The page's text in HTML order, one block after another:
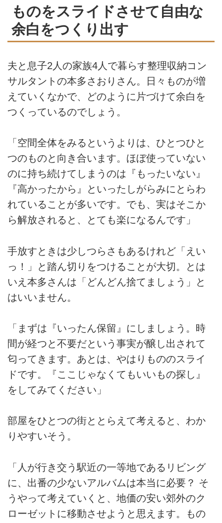
ものをスライドさせて自由な
余白をつくり出す
夫と息子2人の家族4人で暮らす整理収納コン
サルタントの本多さおりさん。日々ものが増
えていくなかで、どのように片づけて余白を
つくっているのでしょう。
「空間全体をみるというよりは、ひとつひと
つのものと向き合います。ほぼ使っていない
のに持ち続けてしまうのは『もったいない』
『高かったから』といったしがらみにとらわ
れていることが多いです。でも、実はそこか
ら解放されると、とても楽になるんです」
手放すときは少しつらさもあるけれど「えい
っ！」と踏ん切りをつけることが大切。とは
いえ本多さんは「どんどん捨てましょう」と
はいいません。
「まずは『いったん保留』にしましょう。時
間が経つと不要だという事実が醸し出されて
匂ってきます。あとは、やはりもののスライ
ドです。『ここじゃなくてもいいもの探し』
をしてみてください」
部屋をひとつの街ととらえて考えると、わか
りやすいそう。
「人が行き交う駅近の一等地であるリビング
に、出番の少ないアルバムは本当に必要？ そ
うやって考えていくと、地価の安い郊外のク
ローゼットに移動させようと思えます。もの